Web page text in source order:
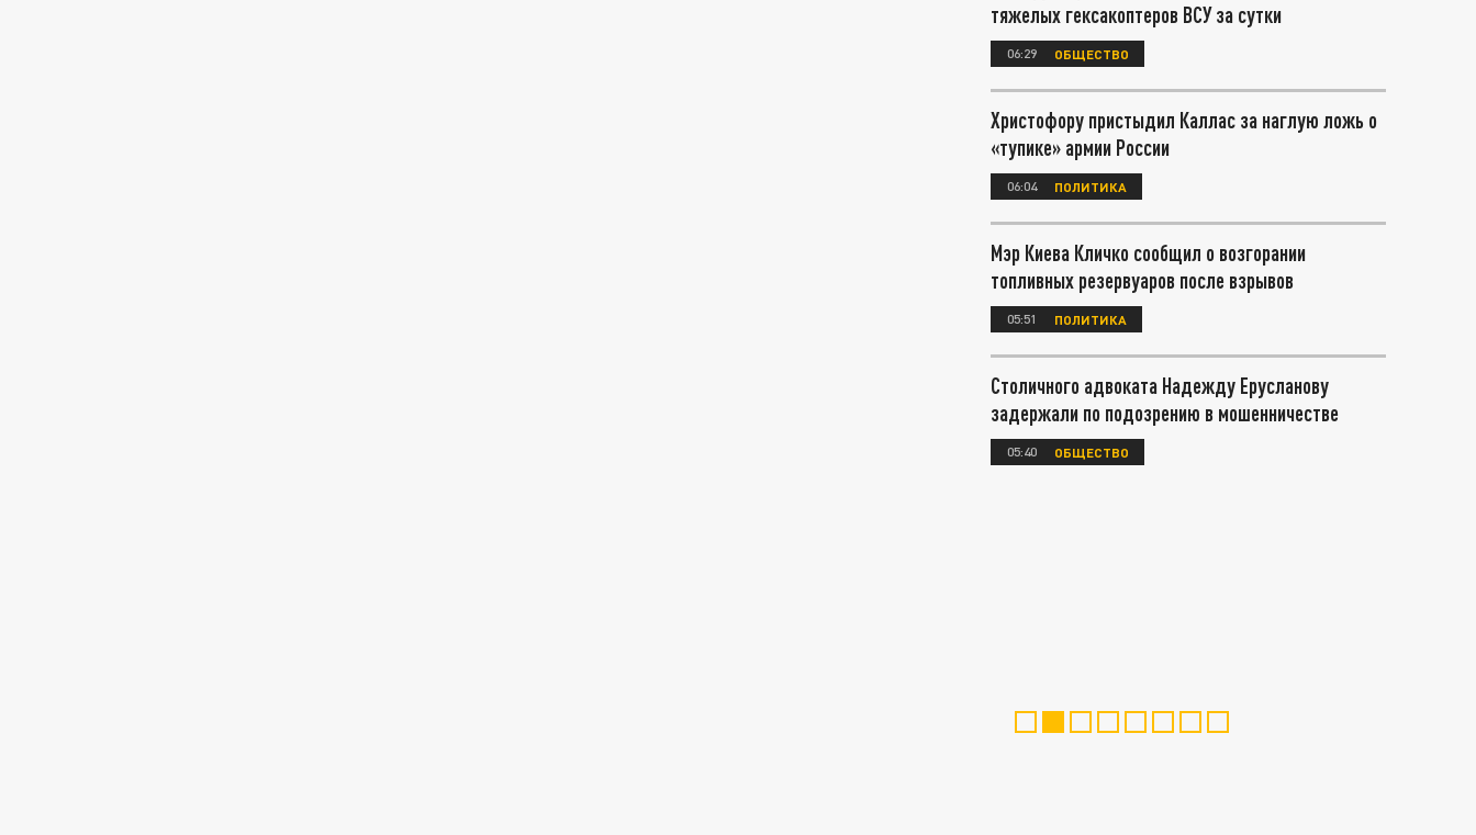
тяжелых гексакоптеров ВСУ за сутки
06:29 ОБЩЕСТВО
Христофору пристыдил Каллас за наглую ложь о
«тупике» армии России
06:04 ПОЛИТИКА
Мэр Киева Кличко сообщил о возгорании
топливных резервуаров после взрывов
05:51 ПОЛИТИКА
Столичного адвоката Надежду Ерусланову
задержали по подозрению в мошенничестве
05:40 ОБЩЕСТВО